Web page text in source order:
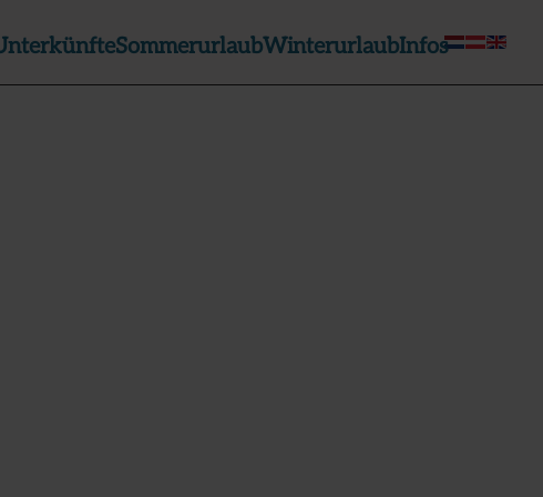
SommerurlaubWinterurlaubInfos